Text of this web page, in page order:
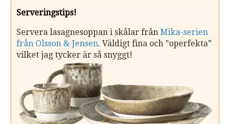
Serveringstips!
Servera lasagnesoppan i skålar från Mika-serien
från Olsson & Jensen. Väldigt fina och ”operfekta”
vilket jag tycker är så snyggt!